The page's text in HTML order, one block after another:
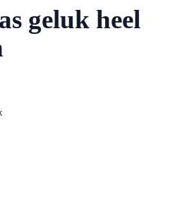
geluk heel